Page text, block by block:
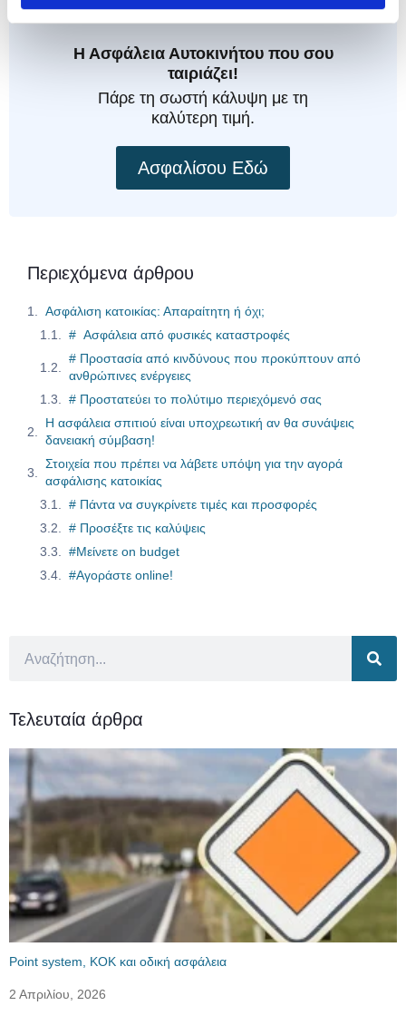
Η Ασφάλεια Αυτοκινήτου που σου
ταιριάζει!
Πάρε τη σωστή κάλυψη με τη
καλύτερη τιμή.
Ασφαλίσου Εδώ
Περιεχόμενα άρθρου
Ασφάλιση κατοικίας: Απαραίτητη ή όχι;
# Ασφάλεια από φυσικές καταστροφές
# Προστασία από κινδύνους που προκύπτουν από
ανθρώπινες ενέργειες
# Προστατεύει το πολύτιμο περιεχόμενό σας
Η ασφάλεια σπιτιού είναι υποχρεωτική αν θα συνάψεις
δανειακή σύμβαση!
Στοιχεία που πρέπει να λάβετε υπόψη για την αγορά
ασφάλισης κατοικίας
# Πάντα να συγκρίνετε τιμές και προσφορές
# Προσέξτε τις καλύψεις
#Μείνετε on budget
#Αγοράστε online!
Τελευταία άρθρα
Point system, ΚΟΚ και οδική ασφάλεια
2 Απριλίου, 2026